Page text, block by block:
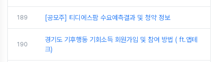
189 [공모주] 티디에스팜 수요예측결과 및 청약 정보
190
경기도 기후행동 기회소득 회원가입 및 참여 방법 ( ft.앱테
크)